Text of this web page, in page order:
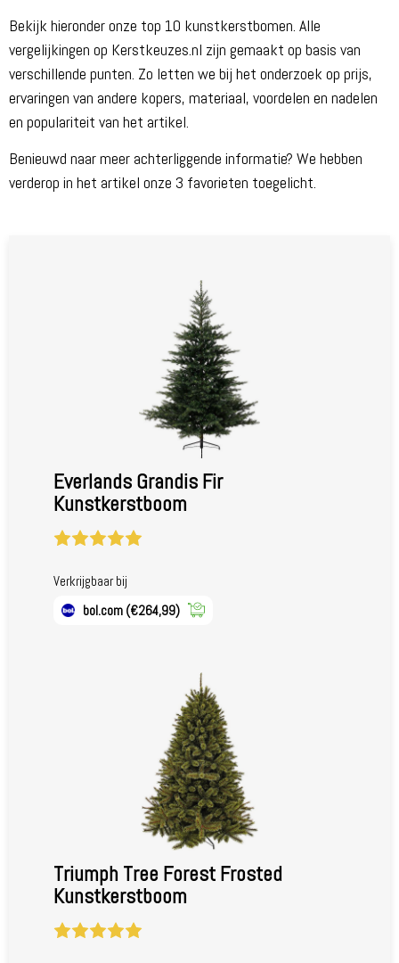
Bekijk hieronder onze top 10 kunstkerstbomen. Alle
vergelijkingen op Kerstkeuzes.nl zijn gemaakt op basis van
verschillende punten. Zo letten we bij het onderzoek op prijs,
ervaringen van andere kopers, materiaal, voordelen en nadelen
en populariteit van het artikel.
Benieuwd naar meer achterliggende informatie? We hebben
verderop in het artikel onze 3 favorieten toegelicht.
Everlands Grandis Fir
Kunstkerstboom
Verkrijgbaar bij
bol.com (€264,99)
Triumph Tree Forest Frosted
Kunstkerstboom